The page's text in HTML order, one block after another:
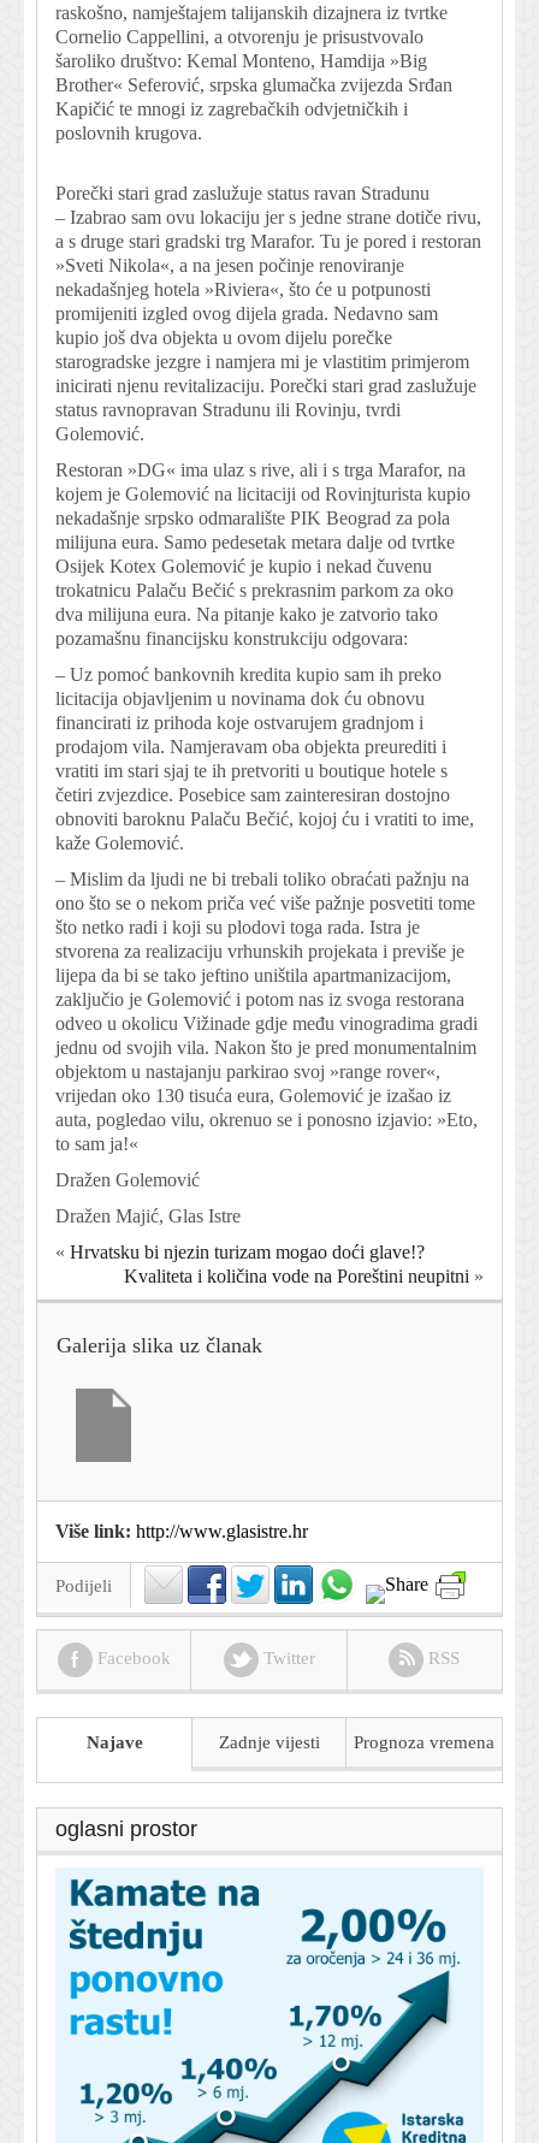
raskošno, namještajem talijanskih dizajnera iz tvrtke
Cornelio Cappellini, a otvorenju je prisustvovalo
šaroliko društvo: Kemal Monteno, Hamdija »Big
Brother« Seferović, srpska glumačka zvijezda Srđan
Kapičić te mnogi iz zagrebačkih odvjetničkih i
poslovnih krugova.
Porečki stari grad zaslužuje status ravan Stradunu
– Izabrao sam ovu lokaciju jer s jedne strane dotiče rivu,
a s druge stari gradski trg Marafor. Tu je pored i restoran
»Sveti Nikola«, a na jesen počinje renoviranje
nekadašnjeg hotela »Riviera«, što će u potpunosti
promijeniti izgled ovog dijela grada. Nedavno sam
kupio još dva objekta u ovom dijelu porečke
starogradske jezgre i namjera mi je vlastitim primjerom
inicirati njenu revitalizaciju. Porečki stari grad zaslužuje
status ravnopravan Stradunu ili Rovinju, tvrdi
Golemović.
Restoran »DG« ima ulaz s rive, ali i s trga Marafor, na
kojem je Golemović na licitaciji od Rovinjturista kupio
nekadašnje srpsko odmaralište PIK Beograd za pola
milijuna eura. Samo pedesetak metara dalje od tvrtke
Osijek Kotex Golemović je kupio i nekad čuvenu
trokatnicu Palaču Bečić s prekrasnim parkom za oko
dva milijuna eura. Na pitanje kako je zatvorio tako
pozamašnu financijsku konstrukciju odgovara:
– Uz pomoć bankovnih kredita kupio sam ih preko
licitacija objavljenim u novinama dok ću obnovu
financirati iz prihoda koje ostvarujem gradnjom i
prodajom vila. Namjeravam oba objekta preurediti i
vratiti im stari sjaj te ih pretvoriti u boutique hotele s
četiri zvjezdice. Posebice sam zainteresiran dostojno
obnoviti baroknu Palaču Bečić, kojoj ću i vratiti to ime,
kaže Golemović.
– Mislim da ljudi ne bi trebali toliko obraćati pažnju na
ono što se o nekom priča već više pažnje posvetiti tome
što netko radi i koji su plodovi toga rada. Istra je
stvorena za realizaciju vrhunskih projekata i previše je
lijepa da bi se tako jeftino uništila apartmanizacijom,
zaključio je Golemović i potom nas iz svoga restorana
odveo u okolicu Vižinade gdje među vinogradima gradi
jednu od svojih vila. Nakon što je pred monumentalnim
objektom u nastajanju parkirao svoj »range rover«,
vrijedan oko 130 tisuća eura, Golemović je izašao iz
auta, pogledao vilu, okrenuo se i ponosno izjavio: »Eto,
to sam ja!«
Dražen Golemović
Dražen Majić, Glas Istre
« Hrvatsku bi njezin turizam mogao doći glave!?
Kvaliteta i količina vode na Poreštini neupitni »
Galerija slika uz članak
Više link: http://www.glasistre.hr
Podijeli
Facebook Twitter RSS
Najave Zadnje vijesti Prognoza vremena
oglasni prostor